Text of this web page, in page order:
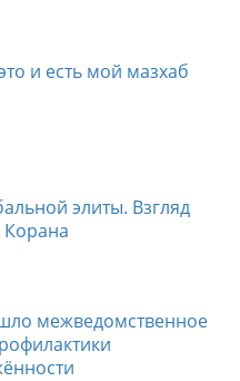
и есть мой мазхаб
элиты. Взгляд
межведомственное